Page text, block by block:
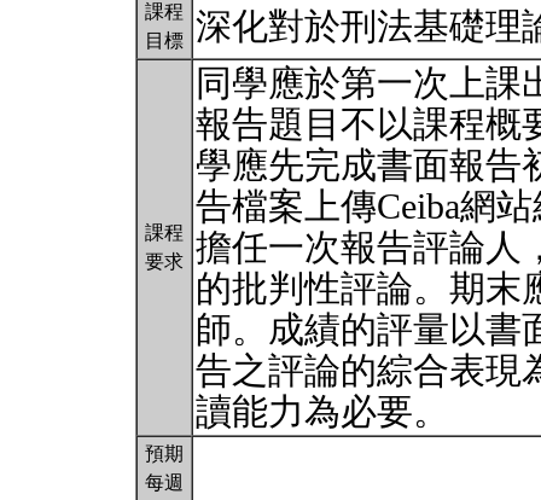
課程
目標 深化對於刑法基礎理
課程
要求
同學應於第一次上課
報告題目不以課程概
學應先完成書面報告
告檔案上傳Ceiba網
擔任一次報告評論人
的批判性評論。期末
師。成績的評量以書
告之評論的綜合表現
讀能力為必要。
預期
每週